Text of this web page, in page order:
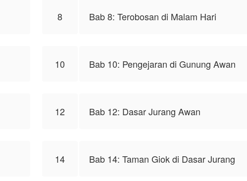
8 Bab 8: Terobosan di Malam Hari
10 Bab 10: Pengejaran di Gunung Awan
12 Bab 12: Dasar Jurang Awan
14 Bab 14: Taman Giok di Dasar Jurang